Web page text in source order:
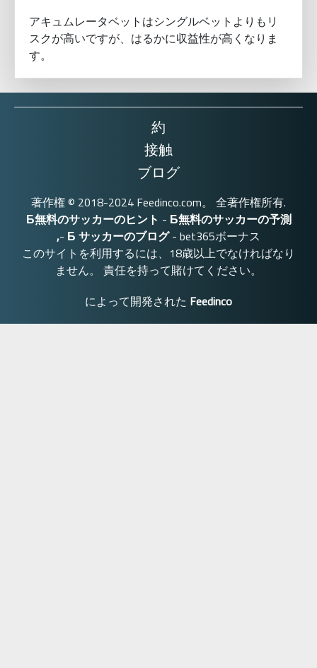
アキュムレータベットはシングルベットよりもリ
スクが高いですが、はるかに収益性が高くなりま
す。
約
接触
ブログ
著作権 © 2018-2024 Feedinco.com。 全著作権所有.
Б無料のサッカーのヒント - Б無料のサッカーの予測
,- Б サッカーのブログ- bet365ボーナス
このサイトを利用するには、18歳以上でなければなり
ません。 責任を持って賭けてください。
によって開発された Feedinco